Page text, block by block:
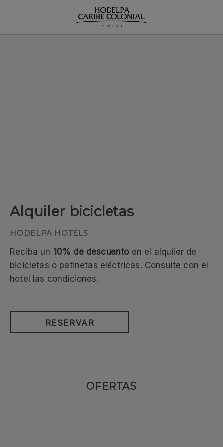
Alquiler bicicletas
Reciba un 10% de descuento en el alquiler de
bicicletas o patinetas eléctricas. Consulte con el
hotel las condiciones.
RESERVAR
OFERTAS